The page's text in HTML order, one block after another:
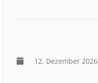
12. Dezember 2026